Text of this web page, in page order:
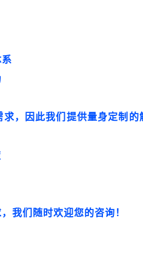
，因此我们提供量身定制的
我们随时欢迎您的咨询！